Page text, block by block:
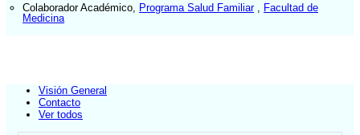
Colaborador Académico Programa Salud Familiar
Facultad de
Medicina
Visión General
Contacto
Ver todos